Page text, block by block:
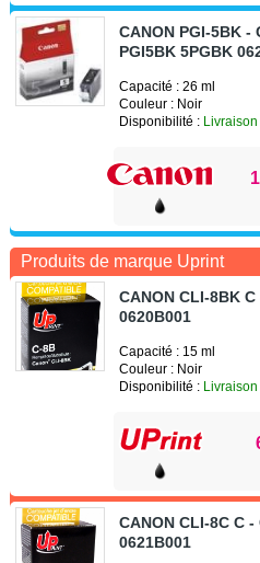
CANON PGI-5BK
PGI5BK 5PGBK
Capacité : 26 ml
Couleur : Noir
Disponibilité :
Produits de marque Uprint
CANON CLI-8BK
0620B001
Capacité : 15 ml
Couleur : Noir
Disponibilité :
CANON CLI-8C C
0621B001